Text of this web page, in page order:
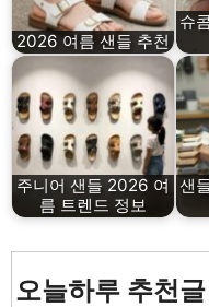
2026 여름 샌들 추천
슈
주니어 샌들 2026 여
름 트렌드 정보
샌
오늘하루 추천글